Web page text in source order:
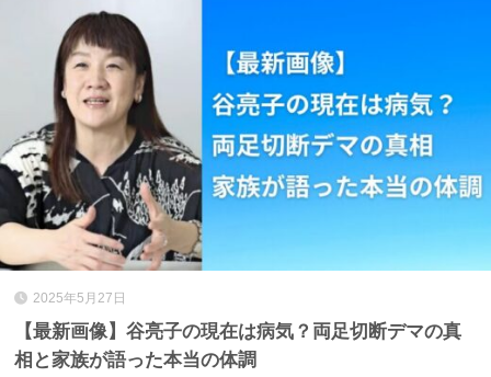
2025年5月27日
【最新画像】谷亮子の現在は病気？両足切断デマの真
相と家族が語った本当の体調